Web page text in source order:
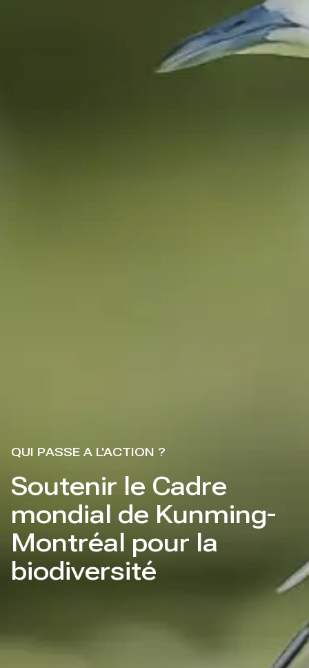
QUI PASSE A L'ACTION ?
Soutenir le Cadre
mondial de Kunming-
Montréal pour la
biodiversité